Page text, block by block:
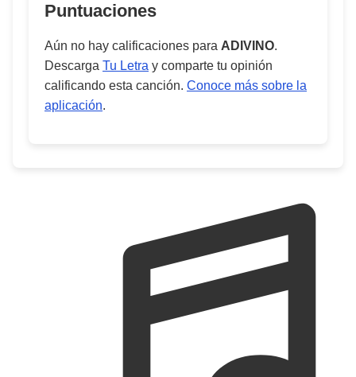
Puntuaciones
Aún no hay calificaciones para ADIVINO.
Descarga Tu Letra y comparte tu opinión
calificando esta canción. Conoce más sobre la
aplicación.